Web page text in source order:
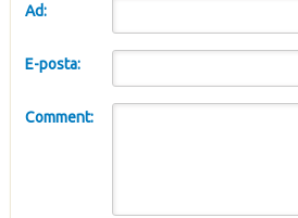
Ad:
E-posta:
Comment: